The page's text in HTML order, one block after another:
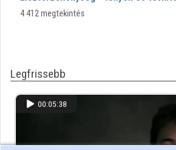
Közreműködők
4 412 megtekintés
Legfrissebb
00:05:38